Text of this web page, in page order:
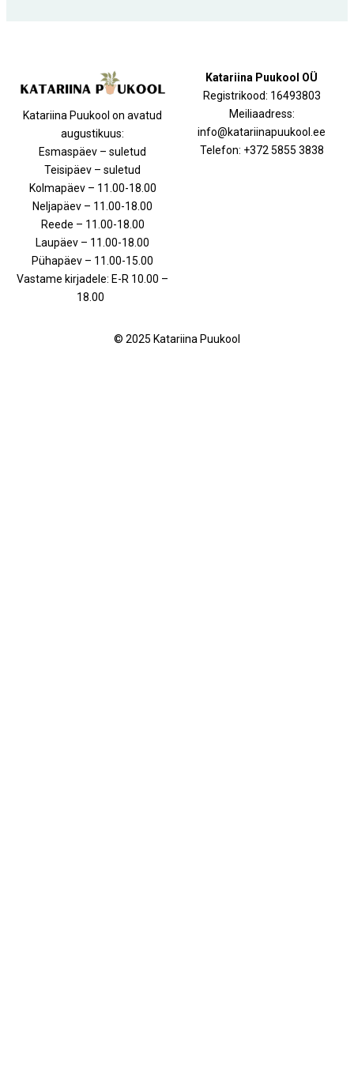
Katariina Puukool on avatud
augustikuus:
Esmaspäev – suletud
Teisipäev – suletud
Kolmapäev – 11.00-18.00
Neljapäev – 11.00-18.00
Reede – 11.00-18.00
Laupäev – 11.00-18.00
Pühapäev – 11.00-15.00
Vastame kirjadele: E-R 10.00 –
18.00
Katariina Puukool OÜ
Registrikood: 16493803
Meiliaadress:
info@katariinapuukool.ee
Telefon: +372 5855 3838
© 2025 Katariina Puukool